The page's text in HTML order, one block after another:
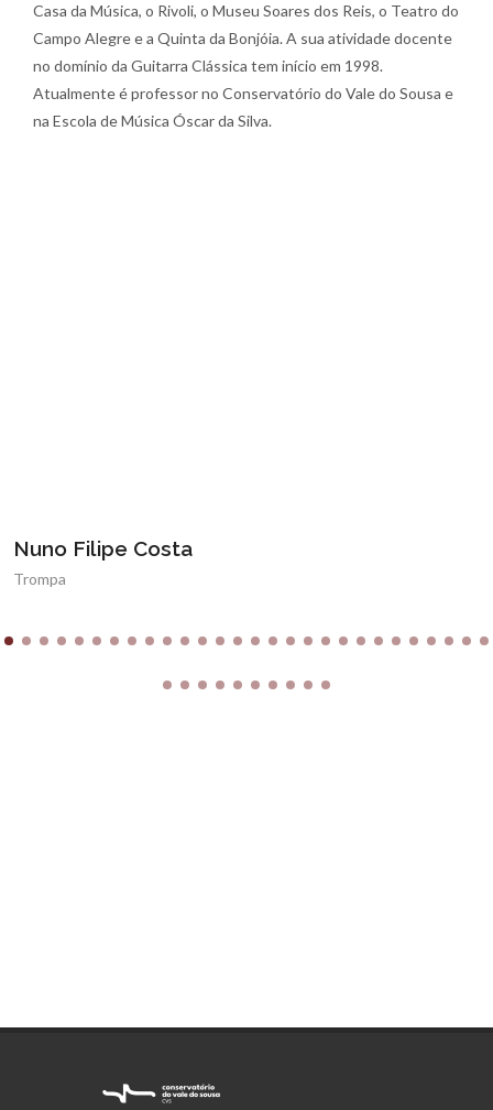
Casa da Música, o Rivoli, o Museu Soares dos Reis, o Teatro do
Campo Alegre e a Quinta da Bonjóia. A sua atividade docente
no domínio da Guitarra Clássica tem início em 1998.
Atualmente é professor no Conservatório do Vale do Sousa e
na Escola de Música Óscar da Silva.
Nuno Filipe Costa
Trompa